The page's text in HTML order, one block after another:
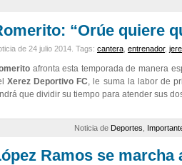
“Orúe quiere
de 24 julio 2014. Tags: cantera entrenador,
afronta esta temporada de manera
Xerez Deportivo FC, le suma la labor de
que dividir su tiempo para atender sus
Noticia de Deportes
Ramos se marcha